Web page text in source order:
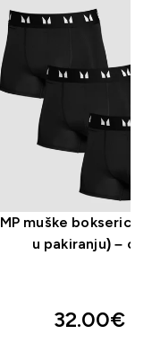
MP muške bokserice
u pakiranju) –
32.00€‎